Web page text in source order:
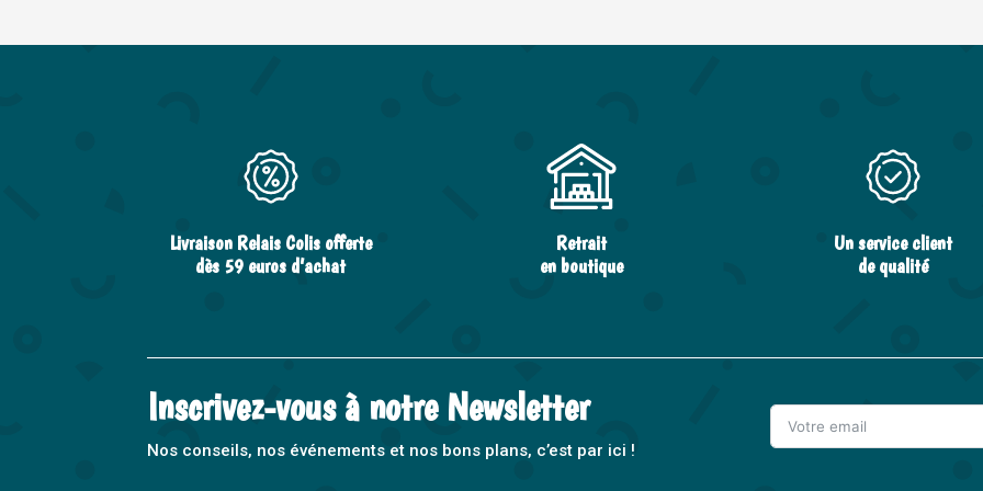
Livraison Relais Colis offerte
dès 59 euros d’achat
Retrait
en boutique
Un service client
de qualité
Inscrivez-vous à notre Newsletter
Nos conseils, nos événements et nos bons plans, c’est par ici !